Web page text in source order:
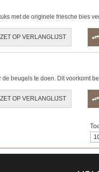
met de originele friesche bies
ZET OP VERLANGLIJST
beugels te doen. Dit voorkomt
ZET OP VERLANGLIJST